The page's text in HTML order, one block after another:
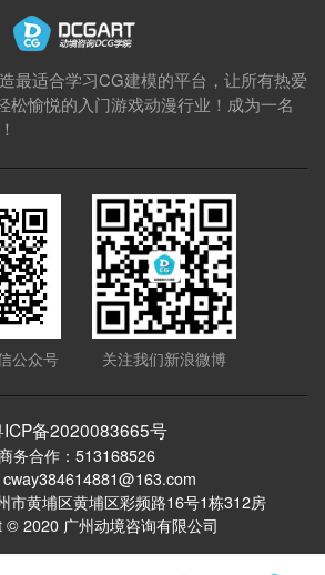
最适合学习CG建模的平台，让所有热爱
松愉悦的入门游戏动漫行业！成为一名
公众号 关注我们新浪微博
ICP备2020083665号
务合作：513168526
cway384614881@163.com
市黄埔区黄埔区彩频路16号1栋312房
© 2020 广州动境咨询有限公司